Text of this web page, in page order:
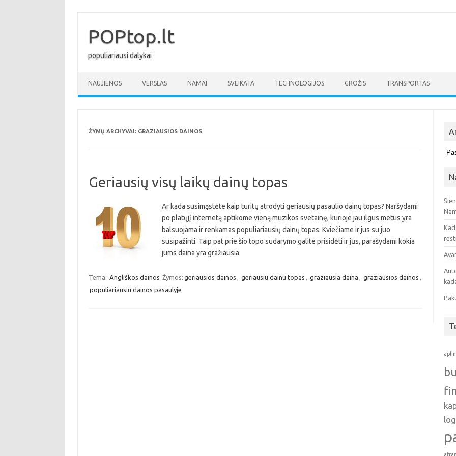
turinioPOPtop.lt
populiariausi dalykai
NAUJIENOS VERSLAS NAMAI SVEIKATA TECHNOLOGIJOS GROŽIS TRANSPORTAS
ŽYMŲ ARCHYVAI: GRAZIAUSIOS DAINOS
Geriausių visų laikų dainų topas
Ar kada susimąstėte kaip turitų atrodyti geriausių pasaulio dainų topas? Naršydami
po platųjį internetą aptikome vieną muzikos svetainę, kurioje jau ilgus metus yra
balsuojama ir renkamas populiariausių dainų topas. Kviečiame ir jus su juo
susipažinti. Taip pat prie šio topo sudarymo galite prisidėti ir jūs, parašydami kokia
jums daina yra gražiausia.
Tema: Angliškos dainos Žymos: geriausios dainos , geriausiu dainu topas , graziausia daina , graziausios dainos ,
populiariausiu dainos pasaulyje